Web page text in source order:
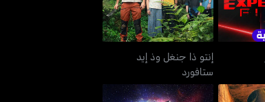
إنتو ذا جنغل وذ إيد
ستافورد